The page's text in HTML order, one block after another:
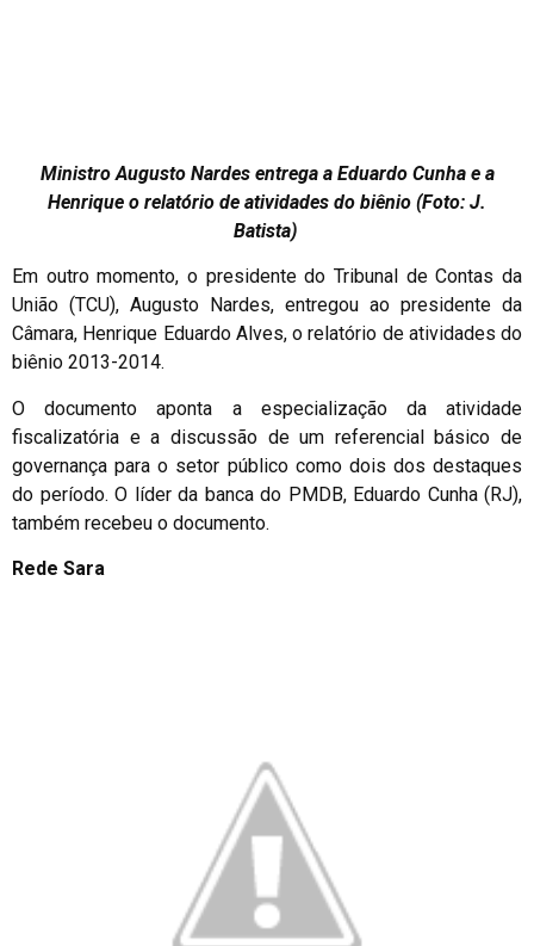
Ministro Augusto Nardes entrega a Eduardo Cunha e a
Henrique o relatório de atividades do biênio (Foto: J.
Batista)
Em outro momento, o presidente do Tribunal de Contas da
União (TCU), Augusto Nardes, entregou ao presidente da
Câmara, Henrique Eduardo Alves, o relatório de atividades do
biênio 2013-2014.
O documento aponta a especialização da atividade
fiscalizatória e a discussão de um referencial básico de
governança para o setor público como dois dos destaques
do período. O líder da banca do PMDB, Eduardo Cunha (RJ),
também recebeu o documento.
Rede Sara